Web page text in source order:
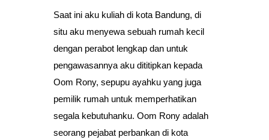
Saat ini aku kuliah di kota Bandung, di
situ aku menyewa sebuah rumah kecil
dengan perabot lengkap dan untuk
pengawasannya aku dititipkan kepada
Oom Rony, sepupu ayahku yang juga
pemilik rumah untuk memperhatikan
segala kebutuhanku. Oom Rony adalah
seorang pejabat perbankan di kota